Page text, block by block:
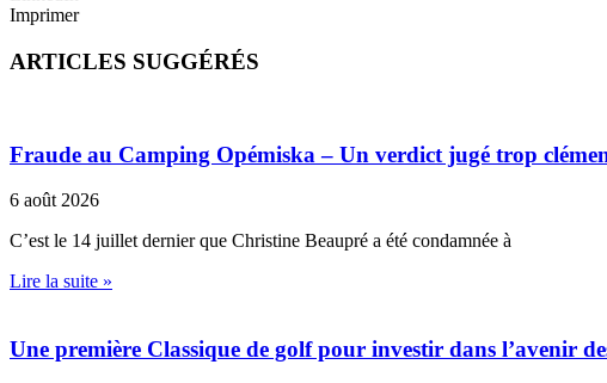
Imprimer
ARTICLES SUGGÉRÉS
Fraude au Camping Opémiska – Un verdict jugé trop
6 août 2026
C’est le 14 juillet dernier que Christine Beaupré a été condamnée à
Lire la suite »
Une première Classique de golf pour investir dans l’avenir